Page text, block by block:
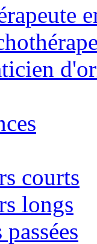
courts
longs